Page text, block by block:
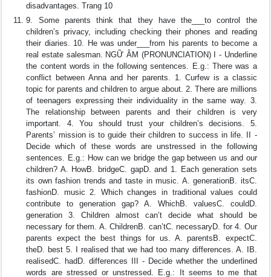
disadvantages. Trang 10
9. Some parents think that they have the___to control the
children’s privacy, including checking their phones and reading
their diaries. 10. He was under___from his parents to become a
real estate salesman. NGỮ ÂM (PRONUNCIATION) I - Underline
the content words in the following sentences. E.g.: There was a
conflict between Anna and her parents. 1. Curfew is a classic
topic for parents and children to argue about. 2. There are millions
of teenagers expressing their individuality in the same way. 3.
The relationship between parents and their children is very
important. 4. You should trust your children’s decisions. 5.
Parents’ mission is to guide their children to success in life. II -
Decide which of these words are unstressed in the following
sentences. E.g.: How can we bridge the gap between us and our
children? A. HowB. bridgeC. gapD. and 1. Each generation sets
its own fashion trends and taste in music. A. generationB. itsC.
fashionD. music 2. Which changes in traditional values could
contribute to generation gap? A. WhichB. valuesC. couldD.
generation 3. Children almost can’t decide what should be
necessary for them. A. ChildrenB. can’tC. necessaryD. for 4. Our
parents expect the best things for us. A. parentsB. expectC.
theD. best 5. I realised that we had too many differences. A. IB.
realisedC. hadD. differences III - Decide whether the underlined
words are stressed or unstressed. E.g.: It seems to me that